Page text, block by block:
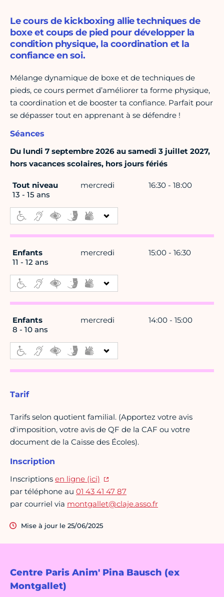
Centre Paris Anim' Pina Bausch (ex
Montgallet)
Le cours de kickboxing allie techniques de
boxe et coups de pied pour développer la
condition physique, la coordination et la
confiance en soi.
Mélange dynamique de boxe et de techniques de
pieds, ce cours permet d’améliorer ta forme physique,
ta coordination et de booster ta confiance. Parfait pour
se dépasser tout en apprenant à se défendre !
Séances
Du lundi 7 septembre 2026 au samedi 3 juillet 2027,
hors vacances scolaires, hors jours fériés
Tout niveau
13 - 15 ans
mercredi 16:30 - 18:00
Enfants
11 - 12 ans
mercredi 15:00 - 16:30
Enfants
8 - 10 ans
mercredi 14:00 - 15:00
Tarif
Tarifs selon quotient familial. (Apportez votre avis
d'imposition, votre avis de QF de la CAF ou votre
document de la Caisse des Écoles).
Inscription
Inscriptions en ligne (ici)
par téléphone au 01 43 41 47 87
par courriel via montgallet@claje.asso.fr
Mise à jour le 25/06/2025